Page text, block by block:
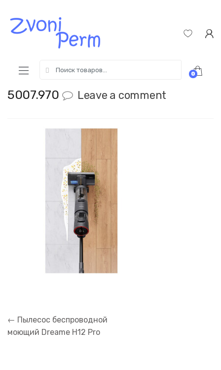
navigation
содержимому
for:
0
5007.970 Leave a comment
Навигация
записям
← Пылесос беспроводной
моющий Dreame H12 Pro